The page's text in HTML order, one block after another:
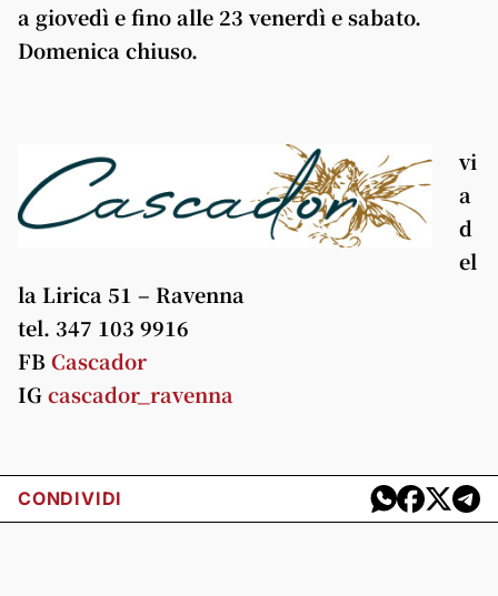
a giovedì e fino alle 23 venerdì e sabato.
Domenica chiuso.
vi
a
d
el
la Lirica 51 – Ravenna
tel. 347 103 9916
FB Cascador
IGcascador_ravenna
CONDIVIDI